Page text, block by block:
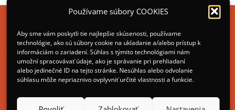
Používame súbory COOKIES
Aby sme vám poskytli tie najlepšie skúsenosti, používame
technológie, ako sú súbory cookie na ukladanie a/alebo prístup k
informáciám o zariadení. Súhlas s týmito technológiami nám
umožní spracovávať údaje, ako je správanie pri prehliadaní
alebo jedinečné ID na tejto stránke. Nesúhlas alebo odvolanie
súhlasu môže nepriaznivo ovplyvniť určité vlastnosti a funkcie.